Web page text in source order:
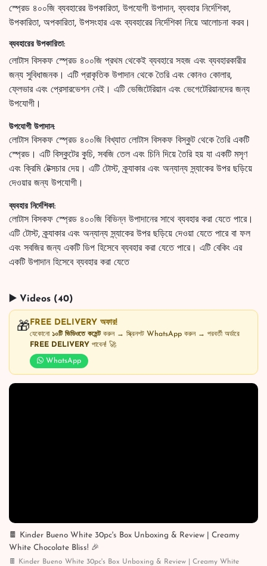
স্প্রেড ৪০০জি ব্যবহারের উপকারিতা, উপযোগী উপাদান, ব্যবহার নির্দেশিকা,
উপকারিতা, অপকারিতা, উপসংহার এবং ব্যবহারের নির্দেশিকা নিয়ে আলোচনা করব।
ব্যবহারের উপকারিতা:
লোটাস বিসকফ স্প্রেড ৪০০জি প্রথম থেকেই ব্যবহারে সহজ এবং ব্যবহারকারীর
জন্য সুবিধাজনক। এটি প্রাকৃতিক উপাদান থেকে তৈরি এবং কোনও কোলার,
ফ্লেভার এবং প্রেসারভেশন নেই। এটি ভেজিটেরিয়ান এবং ভেগেটেরিয়ানদের জন্য
উপযোগী।
উপযোগী উপাদান:
লোটাস বিসকফ স্প্রেড ৪০০জি বিখ্যাত লোটাস বিসকফ বিস্কুট থেকে তৈরি একটি
স্প্রেড। এটি বিস্কুটের কুচি, সবজি তেল এবং চিনি দিয়ে তৈরি হয় যা একটি মসৃণ
এবং ক্রিমি টেক্সচার দেয়। এটি টোস্ট, ক্র্যাকার এবং অন্যান্য স্ন্যাকের উপর ছড়িয়ে
দেওয়ার জন্য উপযোগী।
ব্যবহার নির্দেশিকা:
লোটাস বিসকফ স্প্রেড ৪০০জি বিভিন্ন উপাদানের সাথে ব্যবহার করা যেতে পারে।
এটি টোস্ট, ক্র্যাকার এবং অন্যান্য স্ন্যাকের উপর ছড়িয়ে দেওয়া যেতে পারে বা ফল
এবং সবজির জন্য একটি ডিপ হিসেবে ব্যবহার করা যেতে পারে। এটি বেকিং এর
একটি উপাদান হিসেবে ব্যবহার করা যেতে
▶️ Videos (40)
🎁 FREE DELIVERY অফার!
যেকোনো ১০টি ভিডিওতে কমেন্টকরুন → স্ক্রিনশট WhatsApp করুন → পরবর্তী অর্ডারে
FREE DELIVERY পাবেন! 🚀
WhatsApp
🍫 Kinder Bueno White 30pc's Box Unboxing & Review | Creamy
White Chocolate Bliss! 🎉
🍫 Kinder Bueno White 30pc's Box Unboxing & Review | Creamy White